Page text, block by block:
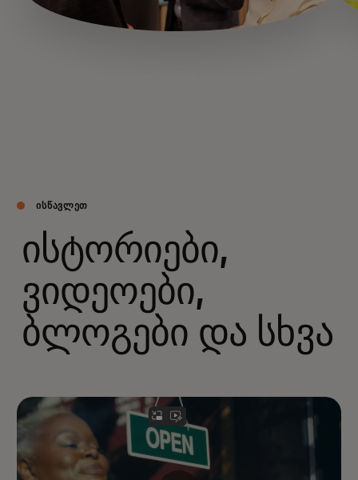
ᲘᲡᲬᲐᲕᲚᲔᲗ
ისტორიები,
ვიდეოები,
ბლოგები და სხვა